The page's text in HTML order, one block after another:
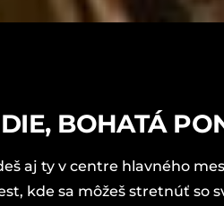
BOHATÁ
aj ty v centre hlavného
kde sa môžeš stretnúť